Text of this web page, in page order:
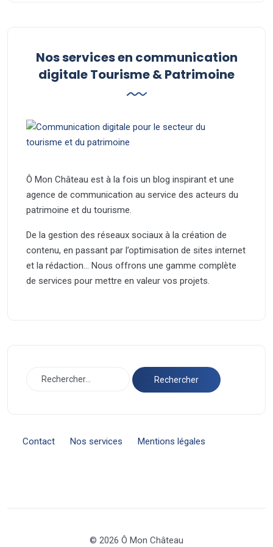
Nos services en communication
digitale Tourisme & Patrimoine
Ô Mon Château est à la fois un blog inspirant et une
agence de communication au service des acteurs du
patrimoine et du tourisme.
De la gestion des réseaux sociaux à la création de
contenu, en passant par l’optimisation de sites internet
et la rédaction… Nous offrons une gamme complète
de services pour mettre en valeur vos projets.
Contact Nos services Mentions légales
© 2026 Ô Mon Château